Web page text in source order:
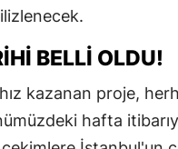
BELLI OLDU!
hız kazanan proje,
hafta